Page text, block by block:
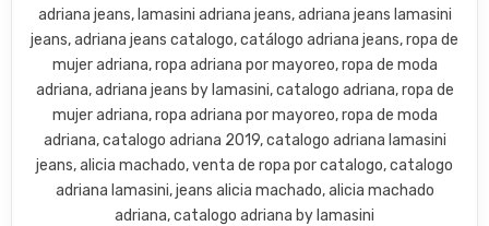
adriana jeans, lamasini adriana jeans, adriana jeans lamasini
jeans, adriana jeans catalogo, catálogo adriana jeans, ropa de
mujer adriana, ropa adriana por mayoreo, ropa de moda
adriana, adriana jeans by lamasini, catalogo adriana, ropa de
mujer adriana, ropa adriana por mayoreo, ropa de moda
adriana, catalogo adriana 2019, catalogo adriana lamasini
jeans, alicia machado, venta de ropa por catalogo, catalogo
adriana lamasini, jeans alicia machado, alicia machado
adriana, catalogo adriana by lamasini